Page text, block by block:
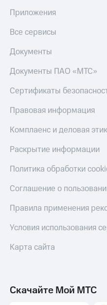
Приложения
Все сервисы
Документы
Документы ПАО «МТС»
Сертификаты
Правовая информация
Комплаенс и деловая
Раскрытие информации
Политика обработки
Соглашение о
Правила применения
Условия использования
Карта сайта
Скачайте Мой МТС